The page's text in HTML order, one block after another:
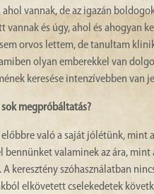
vannak, de az igazán
és úgy, ahol és ahogyan
orvos lettem, de tanultam
olyan emberekkel van
keresése intenzívebben van
megpróbáltatás?
való a saját jólétünk,
valaminek az ára,
keresztény szóhasználatban
elkövetett cselekedetek